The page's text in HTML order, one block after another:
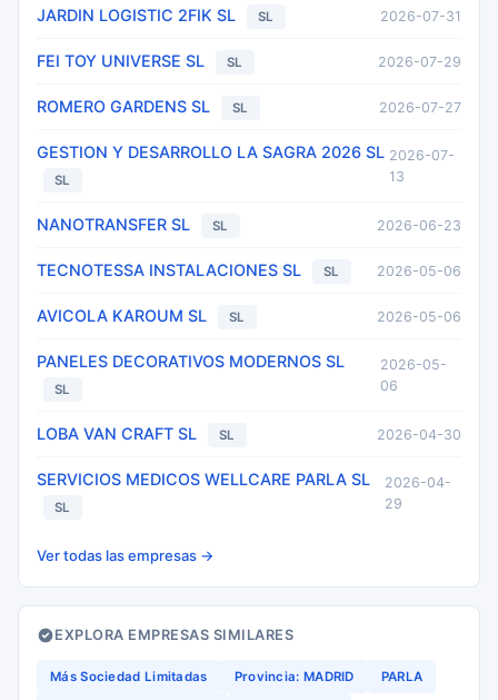
JARDIN LOGISTIC 2FIK SL SL 2026-07-31
FEI TOY UNIVERSE SL SL 2026-07-29
ROMERO GARDENS SL SL 2026-07-27
GESTION Y DESARROLLO LA SAGRA 2026 SL
SL
2026-07-
13
NANOTRANSFER SL SL 2026-06-23
TECNOTESSA INSTALACIONES SL SL 2026-05-06
AVICOLA KAROUM SL SL 2026-05-06
PANELES DECORATIVOS MODERNOS SL
SL
2026-05-
06
LOBA VAN CRAFT SL SL 2026-04-30
SERVICIOS MEDICOS WELLCARE PARLA SL
SL
2026-04-
29
Ver todas las empresas →
EXPLORA EMPRESAS SIMILARES
Más Sociedad Limitadas Provincia: MADRID PARLA